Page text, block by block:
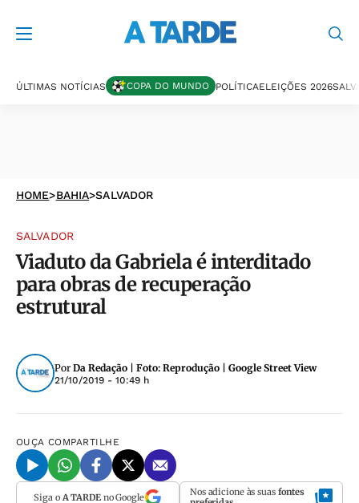
ÚLTIMAS NOTÍCIAS COPA DO MUNDO POLÍTICAELEIÇÕES 2026
HOME>BAHIA>SALVADOR
SALVADOR
Viaduto da Gabriela é interditado
para obras de recuperação
estrutural
Por Da Redação | Foto: Reprodução | Google Street View
21/10/2019 - 10:49 h
OUÇA COMPARTILHE
Siga o A TARDEno Google Nos adicione às suas fontes